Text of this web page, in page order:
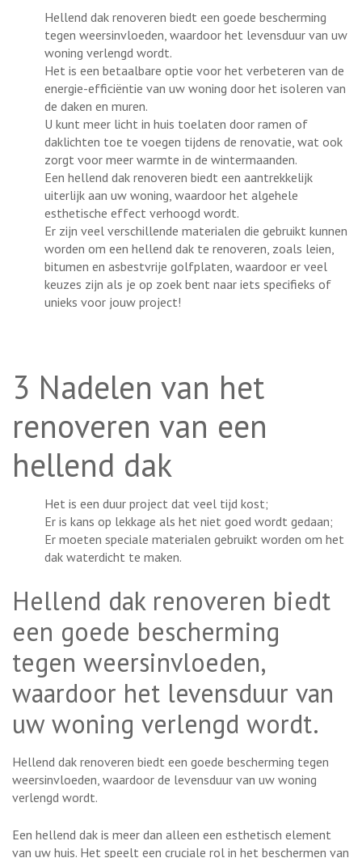
Hellend dak renoveren biedt een goede bescherming
tegen weersinvloeden, waardoor het levensduur van uw
woning verlengd wordt.
Het is een betaalbare optie voor het verbeteren van de
energie-efficiëntie van uw woning door het isoleren van
de daken en muren.
U kunt meer licht in huis toelaten door ramen of
daklichten toe te voegen tijdens de renovatie, wat ook
zorgt voor meer warmte in de wintermaanden.
Een hellend dak renoveren biedt een aantrekkelijk
uiterlijk aan uw woning, waardoor het algehele
esthetische effect verhoogd wordt.
Er zijn veel verschillende materialen die gebruikt kunnen
worden om een hellend dak te renoveren, zoals leien,
bitumen en asbestvrije golfplaten, waardoor er veel
keuzes zijn als je op zoek bent naar iets specifieks of
unieks voor jouw project!
3 Nadelen van het
renoveren van een
hellend dak
Het is een duur project dat veel tijd kost;
Er is kans op lekkage als het niet goed wordt gedaan;
Er moeten speciale materialen gebruikt worden om het
dak waterdicht te maken.
Hellend dak renoveren biedt
een goede bescherming
tegen weersinvloeden,
waardoor het levensduur van
uw woning verlengd wordt.
Hellend dak renoveren biedt een goede bescherming tegen
weersinvloeden, waardoor de levensduur van uw woning
verlengd wordt.
Een hellend dak is meer dan alleen een esthetisch element
van uw huis. Het speelt een cruciale rol in het beschermen van